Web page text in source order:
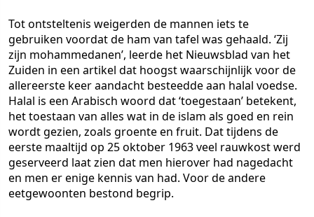
Tot ontsteltenis weigerden de mannen iets te
gebruiken voordat de ham van tafel was gehaald. ‘Zij
zijn mohammedanen’, leerde het Nieuwsblad van het
Zuiden in een artikel dat hoogst waarschijnlijk voor de
allereerste keer aandacht besteedde aan halal voedse.
Halal is een Arabisch woord dat ‘toegestaan’ betekent,
het toestaan van alles wat in de islam als goed en rein
wordt gezien, zoals groente en fruit. Dat tijdens de
eerste maaltijd op 25 oktober 1963 veel rauwkost werd
geserveerd laat zien dat men hierover had nagedacht
en men er enige kennis van had. Voor de andere
eetgewoonten bestond begrip.